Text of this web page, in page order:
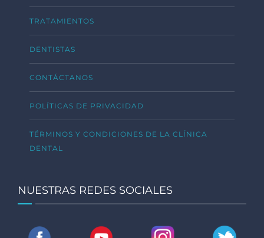
TRATAMIENTOS
DENTISTAS
CONTÁCTANOS
POLÍTICAS DE PRIVACIDAD
TÉRMINOS Y CONDICIONES DE LA CLÍNICA
DENTAL
NUESTRAS REDES SOCIALES